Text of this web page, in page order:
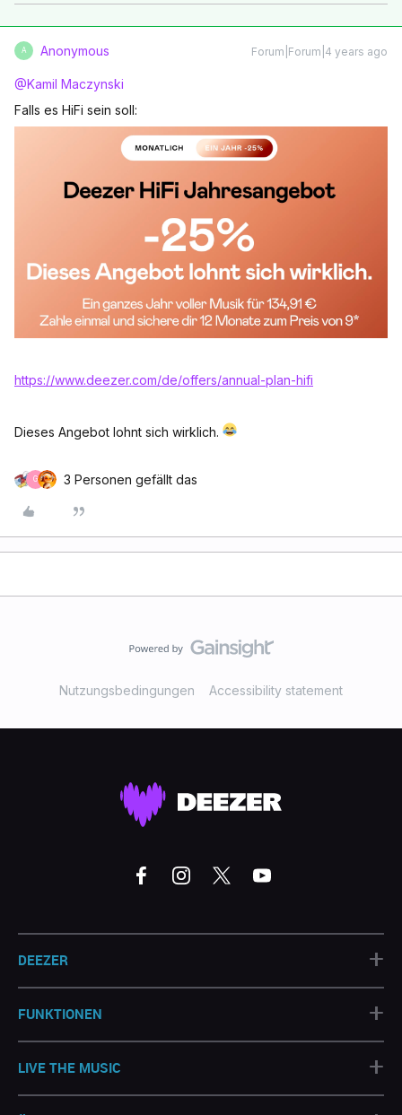
A Anonymous Forum|Forum|4 years ago
@Kamil Maczynski
Falls es HiFi sein soll:
https://www.deezer.com/de/offers/annual-plan-hifi
Dieses Angebot lohnt sich wirklich.
G 3 Personen gefällt das
Nutzungsbedingungen Accessibility statement
DEEZER +
FUNKTIONEN +
LIVE THE MUSIC +